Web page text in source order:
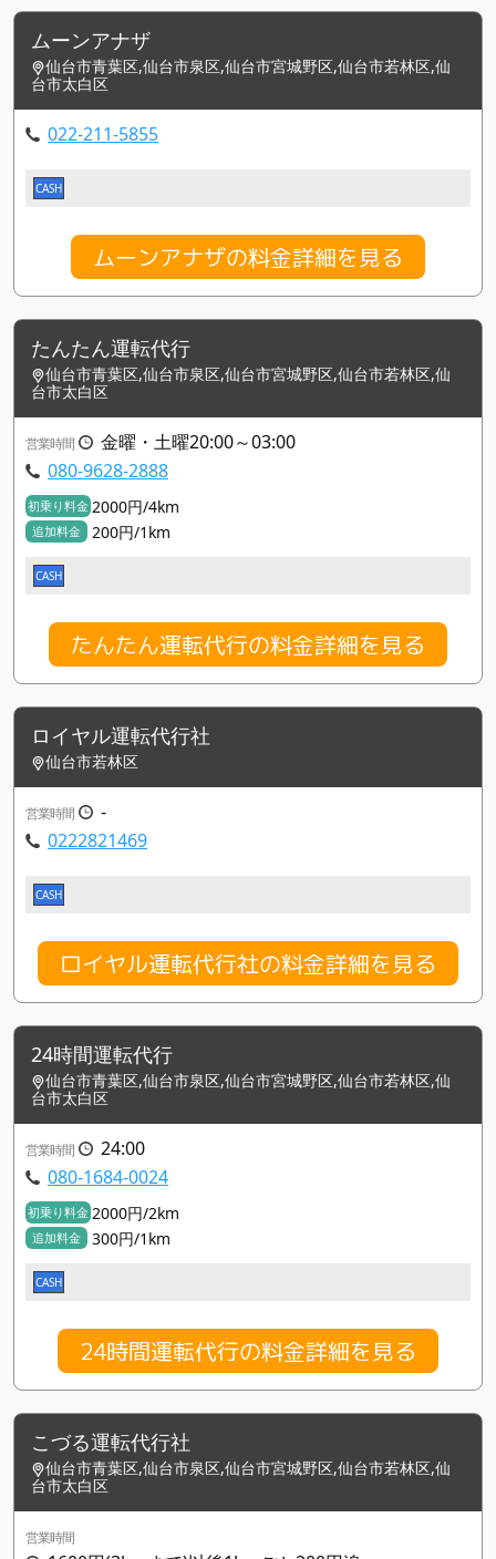
ムーンアナザ
仙台市青葉区,仙台市泉区,仙台市宮城野区,仙台市若林区,仙
台市太白区
022-211-5855
CASH
ムーンアナザの料金詳細を見る
たんたん運転代行
仙台市青葉区,仙台市泉区,仙台市宮城野区,仙台市若林区,仙
台市太白区
営業時間
金曜・土曜20:00～03:00
080-9628-2888
初乗り料金 2000円/4km
追加料金 200円/1km
CASH
たんたん運転代行の料金詳細を見る
ロイヤル運転代行社
仙台市若林区
営業時間
-
0222821469
CASH
ロイヤル運転代行社の料金詳細を見る
24時間運転代行
仙台市青葉区,仙台市泉区,仙台市宮城野区,仙台市若林区,仙
台市太白区
営業時間
24:00
080-1684-0024
初乗り料金 2000円/2km
追加料金 300円/1km
CASH
24時間運転代行の料金詳細を見る
こづる運転代行社
仙台市青葉区,仙台市泉区,仙台市宮城野区,仙台市若林区,仙
台市太白区
営業時間